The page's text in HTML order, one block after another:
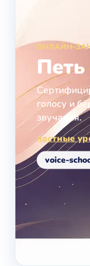
ОНЛАЙН-
голосу и
звучания.
частные
voice-